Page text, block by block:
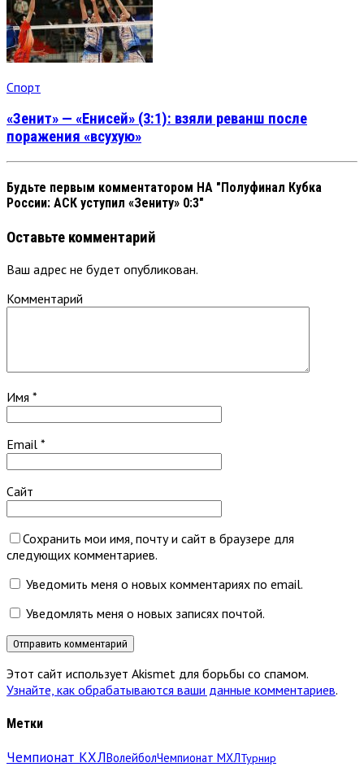
Спорт
«Зенит» — «Енисей» (3:1): взяли реванш после
поражения «всухую»
Будьте первым комментатором НА "Полуфинал Кубка
России: АСК уступил «Зениту» 0:3"
Оставьте комментарий
Ваш адрес не будет опубликован.
Комментарий
Имя *
Email *
Сайт
Сохранить мои имя, почту и сайт в браузере для
следующих комментариев.
Уведомить меня о новых комментариях по email.
Уведомлять меня о новых записях почтой.
Этот сайт использует Akismet для борьбы со спамом.
Узнайте, как обрабатываются ваши данные комментариев.
Метки
Чемпионат КХЛВолейболЧемпионат МХЛТурнир